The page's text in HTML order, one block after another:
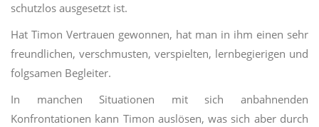
schutzlos ausgesetzt ist.
Hat Timon Vertrauen gewonnen, hat man in ihm einen sehr
freundlichen, verschmusten, verspielten, lernbegierigen und
folgsamen Begleiter.
In manchen Situationen mit sich anbahnenden
Konfrontationen kann Timon auslösen, was sich aber durch